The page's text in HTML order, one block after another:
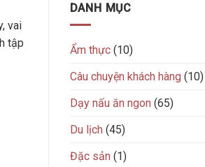
vai
tập
DANH MỤC
Ẩm thực(10)
Câu chuyện khách hàng (10)
Dạy nấu ăn ngon (65)
Du lịch (45)
Đặc sản (1)